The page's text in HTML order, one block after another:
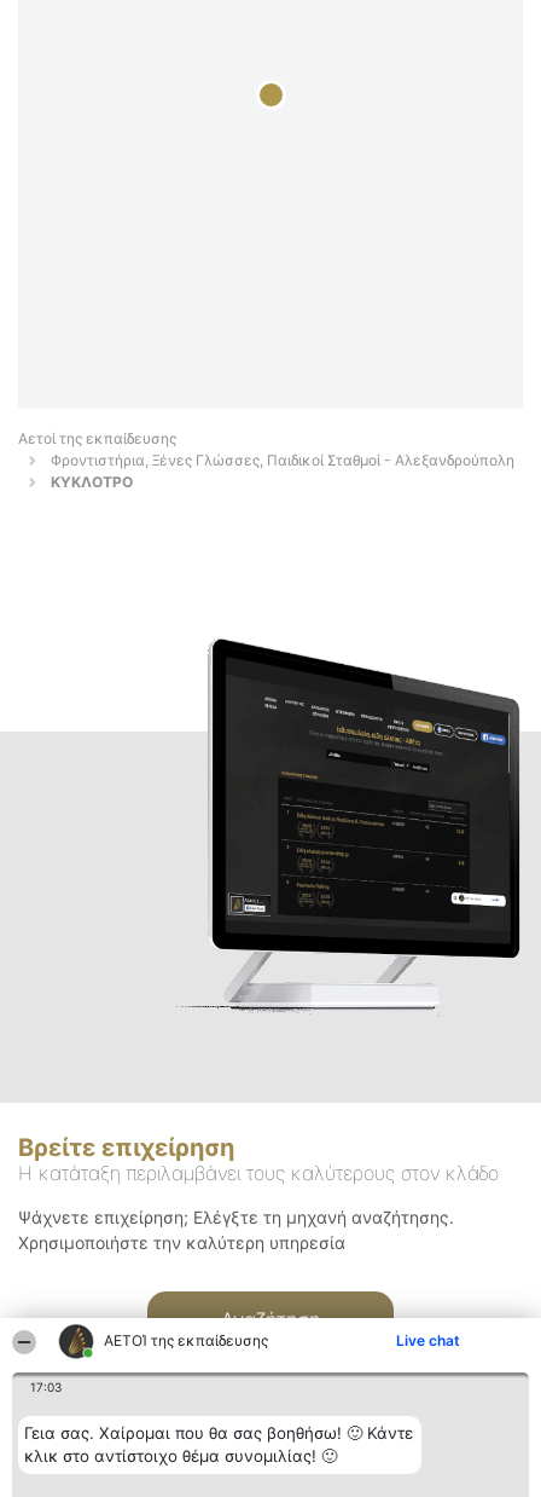
ΑΕΤΟΊ της εκπαίδευσης Live chat
17:03
Γεια σας. Χαίρομαι που θα σας βοηθήσω! 🙂 Κάντε
κλικ στο αντίστοιχο θέμα συνομιλίας! 🙂
Αετοί της εκπαίδευσης
Φροντιστήρια, Ξένες Γλώσσες, Παιδικοί Σταθμοί - Αλεξανδρούπολη
ΚΥΚΛΟΤΡΟ
Βρείτε επιχείρηση
Η κατάταξη περιλαμβάνει τους καλύτερους στον κλάδο
Ψάχνετε επιχείρηση; Ελέγξτε τη μηχανή αναζήτησης.
Χρησιμοποιήστε την καλύτερη υπηρεσία
Αναζήτηση